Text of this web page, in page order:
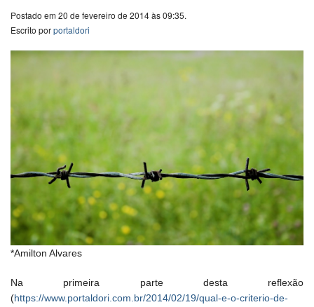
Postado em 20 de fevereiro de 2014 às 09:35.
Escrito porportaldori
*Amilton Alvares
Na primeira parte desta reflexão
(https://www.portaldori.com.br/2014/02/19/qual-e-o-criterio-de-